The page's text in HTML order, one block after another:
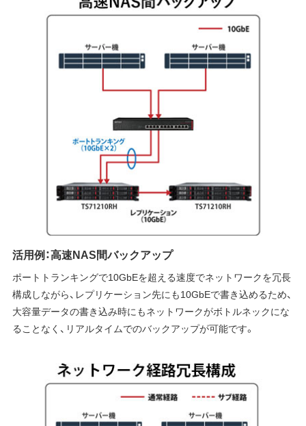
活用例：高速NAS間バックアップ
ポートトランキングで10GbEを超える速度でネットワークを冗長
構成しながら、レプリケーション先にも10GbEで書き込めるため、
大容量データの書き込み時にもネットワークがボトルネックにな
ることなく、リアルタイムでのバックアップが可能です。